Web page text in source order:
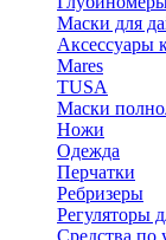
Маски для
Аксессуары
Mares
TUSA
Маски
Ножи
Одежда
Перчатки
Ребризеры
Регуляторы
Средства по